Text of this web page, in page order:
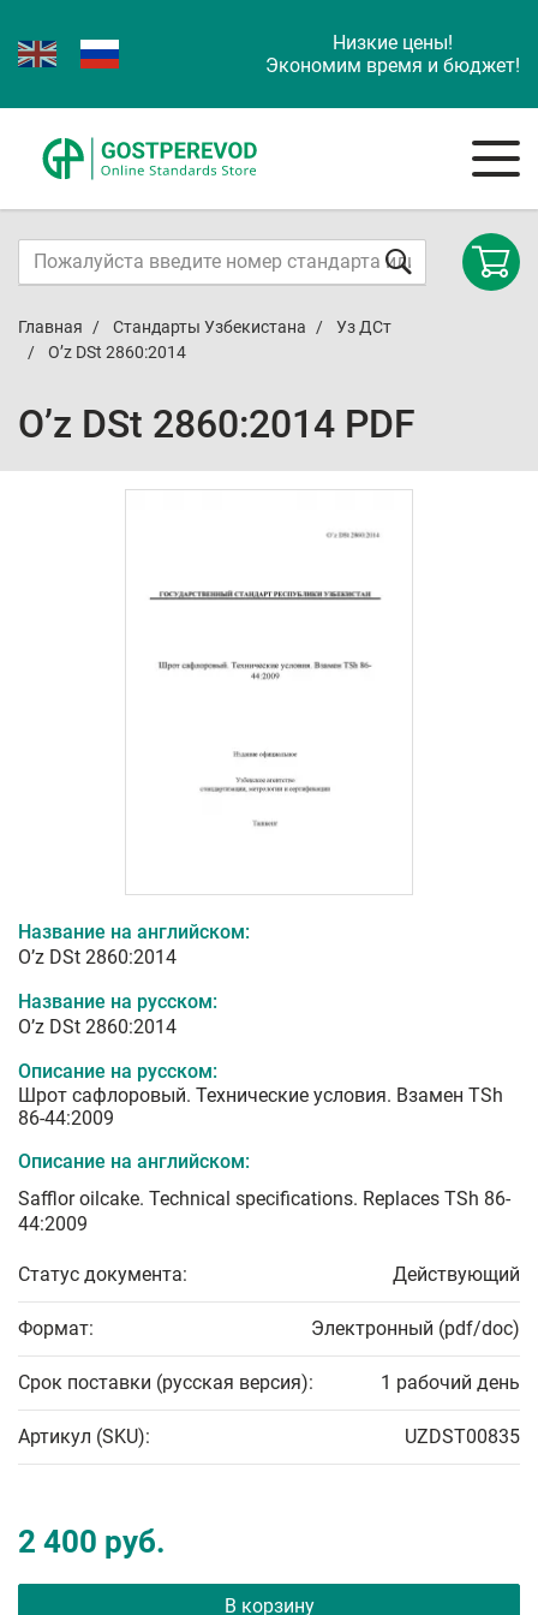
Низкие цены!
Экономим время и бюджет!
Главная Стандарты Узбекистана
Уз ДСт
O’z DSt 2860:2014
O’z DSt 2860:2014 PDF
Название на английском:
O’z DSt 2860:2014
Название на русском:
O’z DSt 2860:2014
Описание на русском:
Шрот сафлоровый. Технические условия. Взамен TSh
86-44:2009
Описание на английском:
Safflor oilcake. Technical specifications. Replaces TSh 86-
44:2009
Статус документа: Действующий
Формат: Электронный (pdf/doc)
Срок поставки (русская версия): 1 рабочий день
Артикул (SKU): UZDST00835
2 400 руб.
В корзину